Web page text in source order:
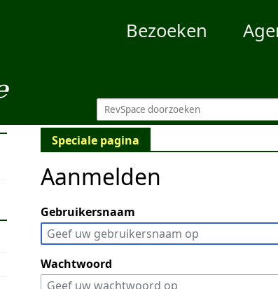
Bezoeken
Speciale pagina
Aanmelden
Gebruikersnaam
Wachtwoord